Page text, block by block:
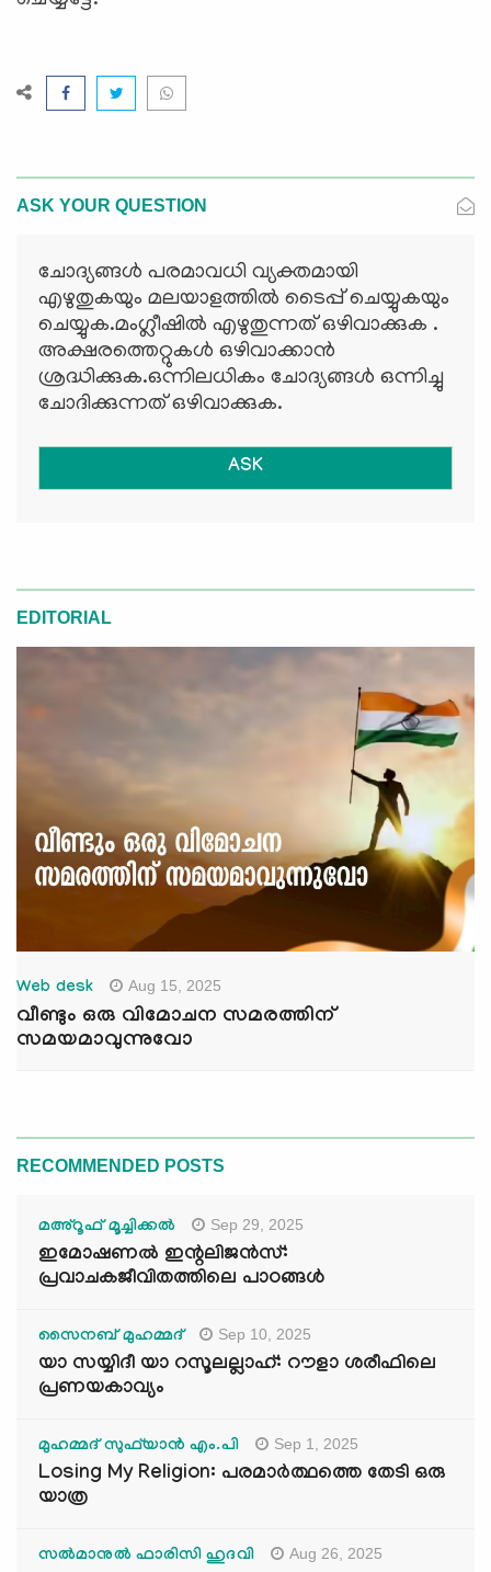
ASK YOUR QUESTION
ചോദ്യങ്ങള്‍ പരമാവധി വ്യക്തമായി
എഴുതുകയും മലയാളത്തില്‍ ടൈപ്പ് ചെയ്യുകയും
ചെയ്യുക.മംഗ്ലീഷില്‍ എഴുതുന്നത് ഒഴിവാക്കുക .
അക്ഷരത്തെറ്റുകള്‍ ഒഴിവാക്കാന്‍
ശ്രദ്ധിക്കുക.ഒന്നിലധികം ചോദ്യങ്ങള്‍ ഒന്നിച്ചു
ചോദിക്കുന്നത് ഒഴിവാക്കുക.
ASK
EDITORIAL
Web desk Aug 15, 2025
വീണ്ടും ഒരു വിമോചന സമരത്തിന്
സമയമാവുന്നുവോ
RECOMMENDED POSTS
മഅ്റൂഫ് മൂച്ചിക്കല്‍ Sep 29, 2025
ഇമോഷണൽ ഇന്റലിജൻസ്:
പ്രവാചകജീവിതത്തിലെ പാഠങ്ങൾ
സൈനബ് മുഹമ്മദ് Sep 10, 2025
യാ സയ്യിദീ യാ റസൂലല്ലാഹ്: റൗളാ ശരീഫിലെ
പ്രണയകാവ്യം
മുഹമ്മദ് സുഫ്‌യാൻ എം.പി Sep 1, 2025
Losing My Religion: പരമാർത്ഥത്തെ തേടി ഒരു
യാത്ര
സൽമാനുൽ ഫാരിസി ഹുദവി Aug 26, 2025